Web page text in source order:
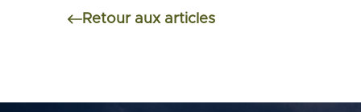
Retour aux articles